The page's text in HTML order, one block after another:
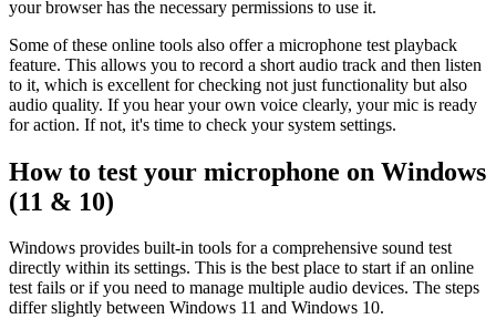
your browser has the necessary permissions to use it.
Some of these online tools also offer a microphone test playback
feature. This allows you to record a short audio track and then listen
to it, which is excellent for checking not just functionality but also
audio quality. If you hear your own voice clearly, your mic is ready
for action. If not, it's time to check your system settings.
How to test your microphone on Windows
(11 & 10)
Windows provides built-in tools for a comprehensive sound test
directly within its settings. This is the best place to start if an online
test fails or if you need to manage multiple audio devices. The steps
differ slightly between Windows 11 and Windows 10.